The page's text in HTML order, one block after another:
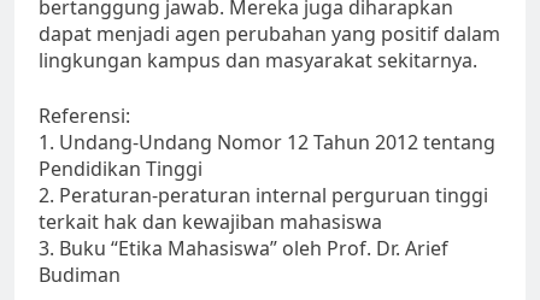
bertanggung jawab. Mereka juga diharapkan
dapat menjadi agen perubahan yang positif dalam
lingkungan kampus dan masyarakat sekitarnya.
Referensi:
1. Undang-Undang Nomor 12 Tahun 2012 tentang
Pendidikan Tinggi
2. Peraturan-peraturan internal perguruan tinggi
terkait hak dan kewajiban mahasiswa
3. Buku “Etika Mahasiswa” oleh Prof. Dr. Arief
Budiman